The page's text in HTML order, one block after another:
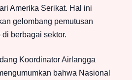
Amerika Serikat. Hal ini
gelombang pemutusan
berbagai sektor.
Koordinator Airlangga
bahwa Nasional